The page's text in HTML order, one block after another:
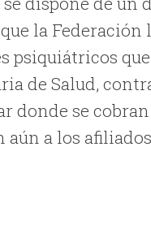
la Federación
psiquiátricos
de Salud,
donde se
aún a los